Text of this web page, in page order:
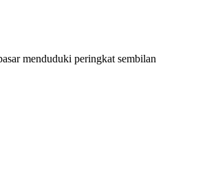
menduduki peringkat sembilan